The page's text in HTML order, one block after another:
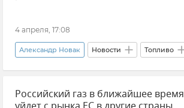
4 апреля, 17:08
Александр Новак Новости Топливо
Россия Транспорт
Российский газ в ближайшее время